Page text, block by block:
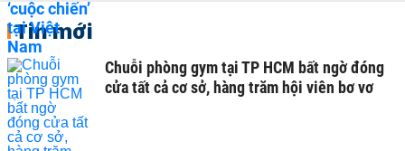
Tin mới
Chuỗi phòng gym tại TP HCM bất ngờ đóng
cửa tất cả cơ sở, hàng trăm hội viên bơ vơ